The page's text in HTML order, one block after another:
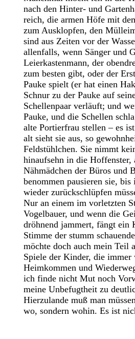
nach den Hinter- und
reich, die armen Höfe mit
zum Ausklopfen, den
sind aus Zeiten vor der
allenfalls, wenn Sänger und
Leierkastenmann, der
zum besten gibt, oder der
Pauke spielt (er hat einen
Schnur zu der Pauke auf
Schellenpaar verläuft; und
Pauke, und die Schellen
alte Portierfrau stellen – es
alt sieht sie aus, so
Feldstühlchen. Sie nimmt
hinaufsehn in die Hoffenster,
Nähmädchen der Büros und
benommen pausieren sie,
wieder zurückschlüpfen
Nur an einem im vorletzten
Vogelbauer, und wenn die
dröhnend jammert, fängt ein
Stimme der stumm
möchte doch auch mein Teil
Spiele der Kinder, die immer
Heimkommen und
ich finde nicht Mut noch
meine Unbefugtheit zu
Hierzulande muß man
wo, sondern wohin. Es ist